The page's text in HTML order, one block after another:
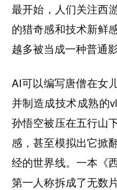
最开始，人们关注西
的猎奇感和技术新鲜
越多被当成一种普通
AI可以编写唐僧在女
并制造成技术成熟的
孙悟空被压在五行山
感，甚至模拟出它掀
经的世界线。一本《
第一人称拆成了无数